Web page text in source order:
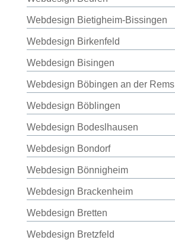
Webdesign Bietigheim-Bissingen
Webdesign Birkenfeld
Webdesign Bisingen
Webdesign Böbingen an der Rems
Webdesign Böblingen
Webdesign Bodeslhausen
Webdesign Bondorf
Webdesign Bönnigheim
Webdesign Brackenheim
Webdesign Bretten
Webdesign Bretzfeld